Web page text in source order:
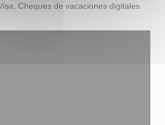
Cheques de vacaciones digitales